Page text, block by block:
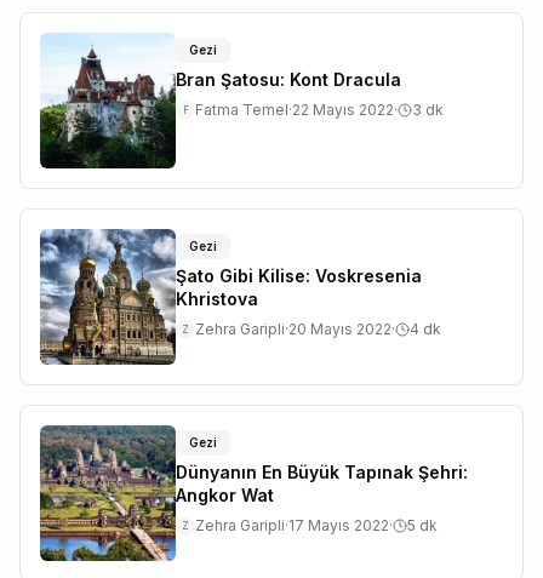
Gezi
Bran Şatosu: Kont Dracula
F Fatma Temel·22 Mayıs 2022· 3 dk
Gezi
Şato Gibi Kilise: Voskresenia
Khristova
Z Zehra Garipli·20 Mayıs 2022· 4 dk
Gezi
Dünyanın En Büyük Tapınak Şehri:
Angkor Wat
Z Zehra Garipli·17 Mayıs 2022· 5 dk